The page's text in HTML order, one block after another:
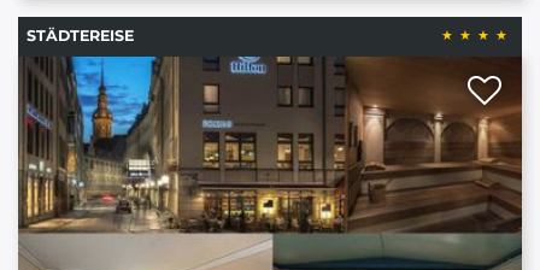
STÄDTEREISE